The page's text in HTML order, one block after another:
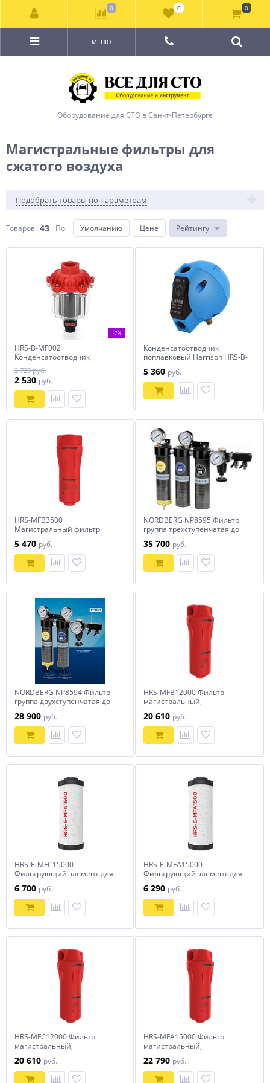
Оборудование для СТО в Санкт-Петербурге
МЕНЮ
Магистральные фильтры для
сжатого воздуха
Подобрать товары по параметрам
Товаров: 43 По: Умолчанию Цене Рейтингу
-7%
HRS-B-MF002
Конденсатоотводчик
поплавковый Harrison
2 720 руб.
2 530 руб.
Конденсатоотводчик
поплавковый Harrison HRS-B-
5 360 руб.
HRS-MFB3500
Магистральный фильтр
1 микрон
5 470 руб.
NORDBERG NP8595 Фильтр
группа трехступенчатая до
35 700 руб.
NORDBERG NP8594 Фильтр
группа двухступенчатая до
28 900 руб.
HRS-MFB12000 Фильтр
магистральный,
л/мин
20 610 руб.
HRS-E-MFC15000
Фильтрующий элемент для
6 700 руб.
HRS-E-MFA15000
Фильтрующий элемент для
6 290 руб.
HRS-MFC12000 Фильтр
магистральный,
л/мин
20 610 руб.
HRS-MFA15000 Фильтр
магистральный,
л/мин
22 790 руб.
0 0 0